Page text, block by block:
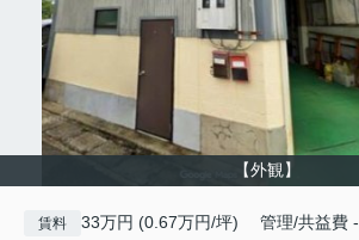
【外観】
賃料 33万円 (0.67万円/坪) 管理/共益費 -